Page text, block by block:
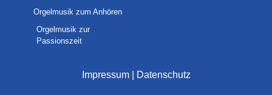
Orgelmusik zum Anhören
Orgelmusik zur
Passionszeit
Impressum| Datenschutz